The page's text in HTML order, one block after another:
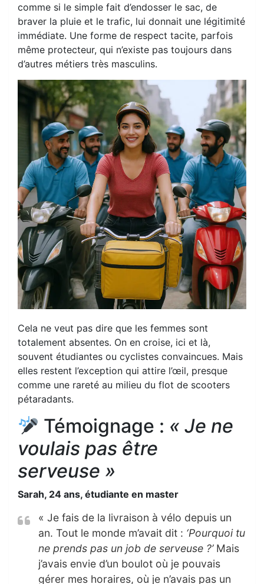
comme si le simple fait d’endosser le sac, de
braver la pluie et le trafic, lui donnait une légitimité
immédiate. Une forme de respect tacite, parfois
même protecteur, qui n’existe pas toujours dans
d’autres métiers très masculins.
Cela ne veut pas dire que les femmes sont
totalement absentes. On en croise, ici et là,
souvent étudiantes ou cyclistes convaincues. Mais
elles restent l’exception qui attire l’œil, presque
comme une rareté au milieu du flot de scooters
pétaradants.
Témoignage : « Je ne
voulais pas être
serveuse »
Sarah, 24 ans, étudiante en master
« Je fais de la livraison à vélo depuis un
an. Tout le monde m’avait dit : ‘Pourquoi tu
ne prends pas un job de serveuse ?’Mais
j’avais envie d’un boulot où je pouvais
gérer mes horaires, où je n’avais pas un